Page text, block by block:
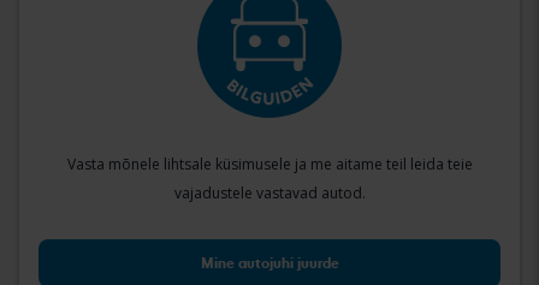
Vasta mõnele lihtsale küsimusele ja me aitame teil leida teie
vajadustele vastavad autod.
Mine autojuhi juurde